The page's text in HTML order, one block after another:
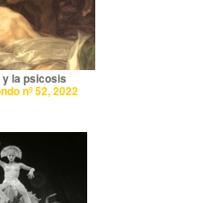
y la psicosis
nº 52, 2022